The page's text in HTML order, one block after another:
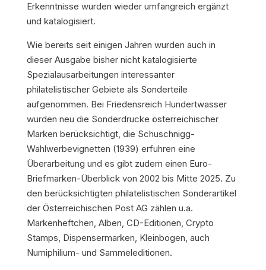
Erkenntnisse wurden wieder umfangreich ergänzt
und katalogisiert.
Wie bereits seit einigen Jahren wurden auch in
dieser Ausgabe bisher nicht katalogisierte
Spezialausarbeitungen interessanter
philatelistischer Gebiete als Sonderteile
aufgenommen. Bei Friedensreich Hundertwasser
wurden neu die Sonderdrucke österreichischer
Marken berücksichtigt, die Schuschnigg-
Wahlwerbevignetten (1939) erfuhren eine
Überarbeitung und es gibt zudem einen Euro-
Briefmarken-Überblick von 2002 bis Mitte 2025. Zu
den berücksichtigten philatelistischen Sonderartikel
der Österreichischen Post AG zählen u.a.
Markenheftchen, Alben, CD-Editionen, Crypto
Stamps, Dispensermarken, Kleinbogen, auch
Numiphilium- und Sammeleditionen.